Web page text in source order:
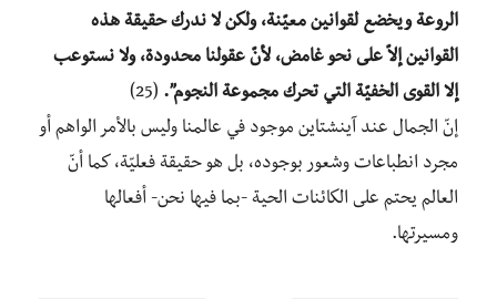
الروعة ويخضع لقوانين معيّنة، ولكن لا ندرك حقيقة هذه
القوانين إلاّ على نحو غامض، لأنّ عقولنا محدودة، ولا نستوعب
إلا القوى الخفيّة التي تحرك مجموعة النجوم”. (25)
إنّ الجمال عند آينشتاين موجود في عالمنا وليس بالأمر الواهم أو
مجرد انطباعات وشعور بوجوده، بل هو حقيقة فعليّة، كما أنّ
العالم يحتم على الكائنات الحية -بما فيها نحن- أفعالها
ومسيرتها.